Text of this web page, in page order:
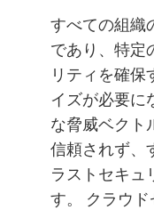
すべての組織
であり、特定
リティを確
イズが必要に
な脅威ベクト
信頼されず、
ラストセキュ
す。 クラウ